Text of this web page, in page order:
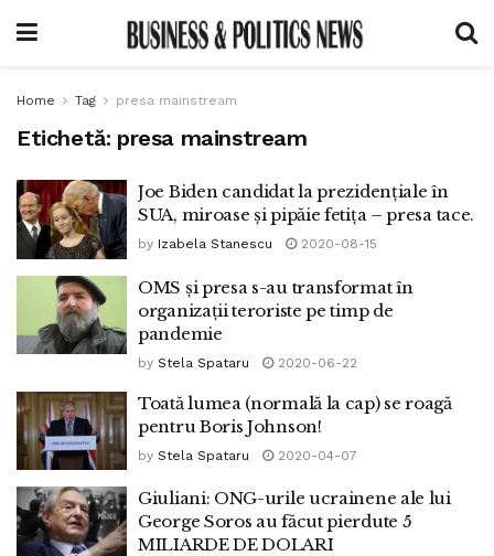
Home Tag presa mainstream
Etichetă: presa mainstream
Joe Biden candidat la prezidențiale în
SUA, miroase și pipăie fetița – presa tace.
by Izabela Stanescu 2020-08-15
OMS și presa s-au transformat în
organizații teroriste pe timp de
pandemie
by Stela Spataru 2020-06-22
Toată lumea (normală la cap) se roagă
pentru Boris Johnson!
by Stela Spataru 2020-04-07
Giuliani: ONG-urile ucrainene ale lui
George Soros au făcut pierdute 5
MILIARDE DE DOLARI